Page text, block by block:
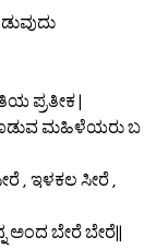
ಪ್ರತೀಕ |
ತೊಡುವ ಮಹಿಳೆಯರು ಬ
, ಇಳಕಲ ಸೀರೆ ,
ಬೇರೆ ಬೇರೆ||